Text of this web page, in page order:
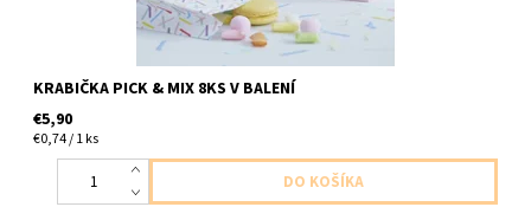
KRABIČKA PICK & MIX 8KS V BALENÍ
€5,90
€0,74 / 1 ks